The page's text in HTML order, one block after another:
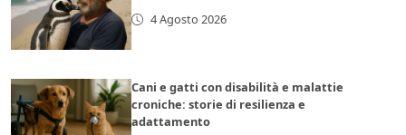
4 Agosto 2026
Cani e gatti con disabilità e malattie
croniche: storie di resilienza e
adattamento